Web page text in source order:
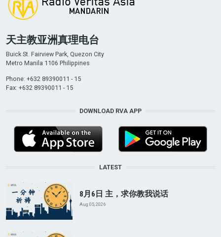
天主教亚洲真理电台
Buick St. Fairview Park, Quezon City
Metro Manila 1106 Philippines
Phone: +632 89390011 - 15
Fax: +632 89390011 - 15
DOWNLOAD RVA APP
LATEST
8月6日 主，求你教我说话
Aug 05, 2026